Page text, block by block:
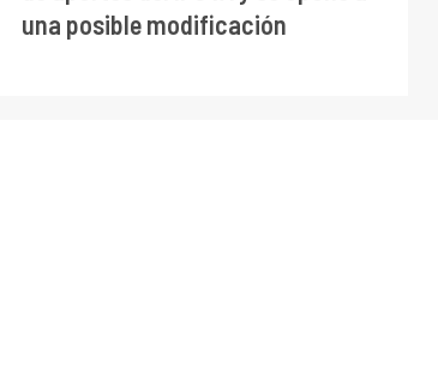
una posible modificación